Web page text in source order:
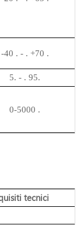
-40 . - . +70 .
5. - . 95.
0-5000 .
tecnici